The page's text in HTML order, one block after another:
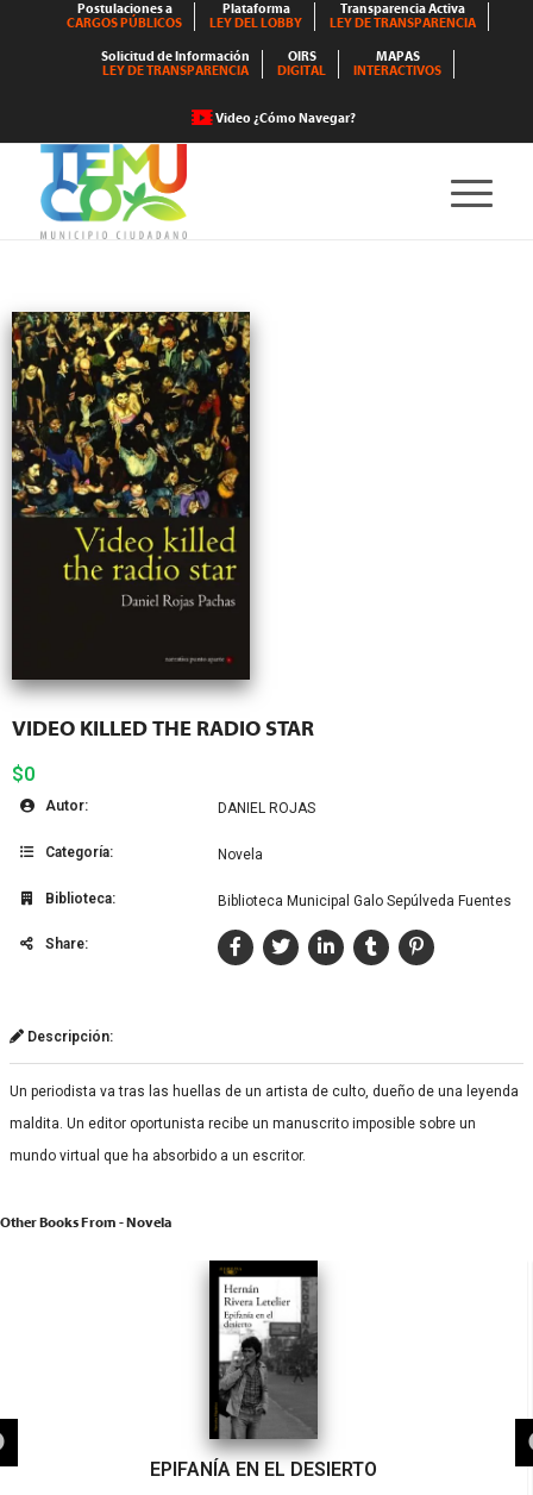
Postulaciones a
CARGOS PÚBLICOS
Plataforma
LEY DEL LOBBY
Transparencia Activa
LEY DE TRANSPARENCIA
Solicitud de Información
LEY DE TRANSPARENCIA
OIRS
DIGITAL
MAPAS
INTERACTIVOS
Video ¿Cómo Navegar?
VIDEO KILLED THE RADIO STAR
$0
Autor: DANIEL ROJAS
Categoría: Novela
Biblioteca: Biblioteca Municipal Galo Sepúlveda Fuentes
Share:
Descripción:
Un periodista va tras las huellas de un artista de culto, dueño de una leyenda
maldita. Un editor oportunista recibe un manuscrito imposible sobre un
mundo virtual que ha absorbido a un escritor.
Other Books From - Novela
EPIFANÍA EN EL DESIERTO